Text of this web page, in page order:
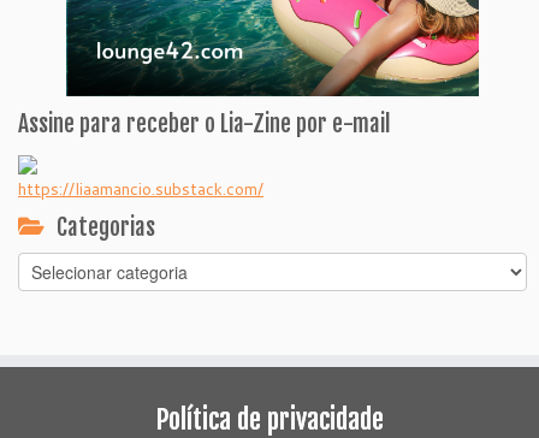
Assine para receber o Lia-Zine por e-mail
https://liaamancio.substack.com/
Categorias
Categorias
Política de privacidade